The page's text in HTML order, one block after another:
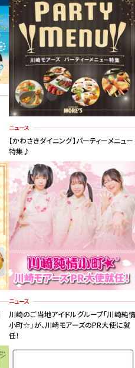
ニュース
【かわさきダイニング】パーティーメニュー
特集♪
ニュース
川崎のご当地アイドルグループ「川崎純
小町☆」が、川崎モアーズのPR大使に就
任！